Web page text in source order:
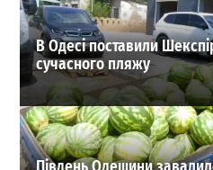
В Одесі поставили
сучасного пляжу